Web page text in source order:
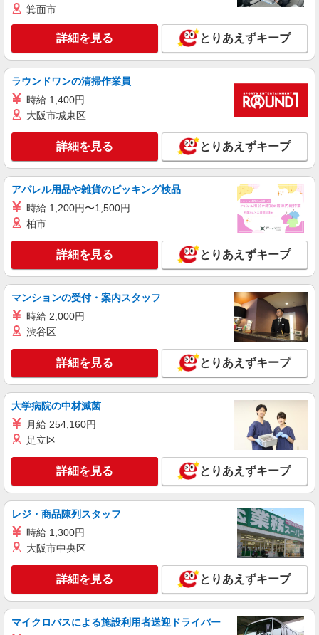
職業紹介
株式会社kotrio /●SW-S-2097186
≪東久留米駅≫身体負担少なめ！人気のサ高住
STAFF募集◎
【正社員】月給240,000〜400,000円 ・基本
給：200,000円〜220,000円 ・資格手当：10,000〜
30,000円 ・役職手当：10,000〜70,000円 ・処遇改
により変動） ・固定残業手当：20,000円（10時
間） ※固定残業時間を超過する場合には超過勤務
手当として別途支給 ・夜勤手当：10,000円/1回
（上記給与とは別に支給） 下記資格をお持ちの方
歓迎 ・認知症介護基礎研修 ・初任者研修 ・実務
キープ 詳細を見る
派遣社員
株式会社kotrio /●TC-H-1992589
ひばりケ丘☆デイサービス♪送迎できる方歓
時給1600円〜2250円 ＜日払い有/週払い有/交
通費全支給(ガソリン代含む)＞
東久留米市 交通費全額支給
キープ 詳細を見る
職業紹介
株式会社kotrio /●SW-S-2007716
＜東久留米駅＞時給1550円〜！高齢者向け住
宅のパートSTAFF
時給1550円〜2312円 ＜交通費全支給(ガソリ
ン代含む)＞
東久留米市/駅チカで好アクセス★
詳細を見る
箕面市
詳細を見る とりあえずキープ
ラウンドワンの清掃作業員
時給 1,400円
大阪市城東区
詳細を見る とりあえずキープ
アパレル用品や雑貨のピッキング検品
時給 1,200円〜1,500円
柏市
詳細を見る とりあえずキープ
マンションの受付・案内スタッフ
時給 2,000円
渋谷区
詳細を見る とりあえずキープ
大学病院の中材滅菌
月給 254,160円
足立区
詳細を見る とりあえずキープ
レジ・商品陳列スタッフ
時給 1,300円
大阪市中央区
詳細を見る とりあえずキープ
マイクロバスによる施設利用者送迎ドライバー